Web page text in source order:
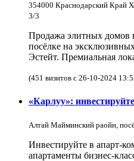
354000 Краснодарский Край
3/3
Продажа элитных домов
посёлке на
Эстейт. Премиальная
(451 визитов с 26-10-2024
«Карлуу»:
Алтай Майминский раойн,
Инвестируйте в апарт-
апартаменты бизнес-